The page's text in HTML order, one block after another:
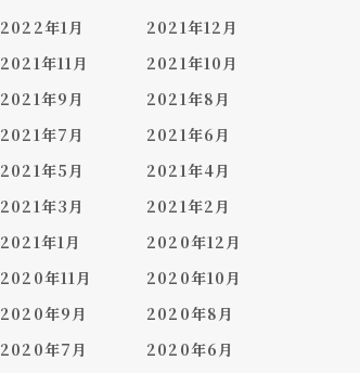
2022年1月
2021年12月
2021年11月
2021年10月
2021年9月
2021年8月
2021年7月
2021年6月
2021年5月
2021年4月
2021年3月
2021年2月
2021年1月
2020年12月
2020年11月
2020年10月
2020年9月
2020年8月
2020年7月
2020年6月